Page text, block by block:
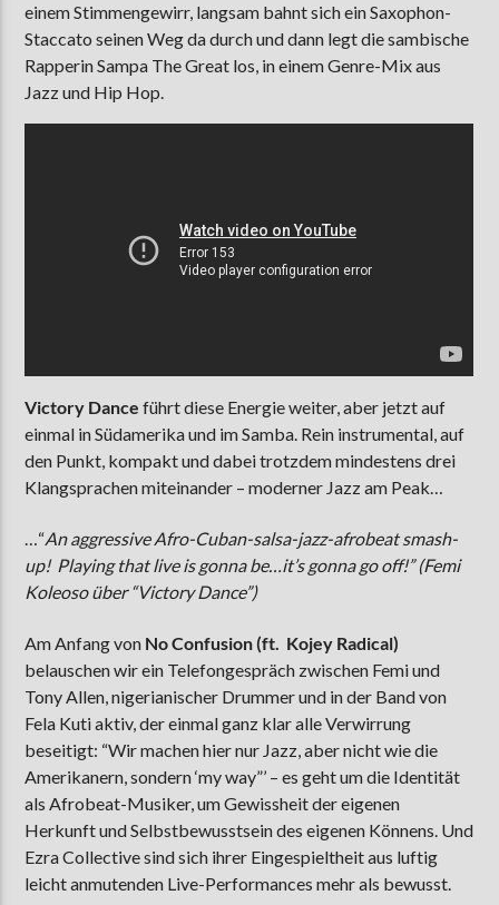
einem Stimmengewirr, langsam bahnt sich ein Saxophon-
Staccato seinen Weg da durch und dann legt die sambische
Rapperin Sampa The Great los, in einem Genre-Mix aus
Jazz und Hip Hop.
Victory Dance führt diese Energie weiter, aber jetzt auf
einmal in Südamerika und im Samba. Rein instrumental, auf
den Punkt, kompakt und dabei trotzdem mindestens drei
Klangsprachen miteinander – moderner Jazz am Peak…
…“An aggressive Afro-Cuban-salsa-jazz-afrobeat smash-
up! Playing that live is gonna be…it’s gonna go off!” (Femi
Koleoso über “Victory Dance”)
Am Anfang von No Confusion (ft. Kojey Radical)
belauschen wir ein Telefongespräch zwischen Femi und
Tony Allen, nigerianischer Drummer und in der Band von
Fela Kuti aktiv, der einmal ganz klar alle Verwirrung
beseitigt: “Wir machen hier nur Jazz, aber nicht wie die
Amerikanern, sondern ‘my way”’ – es geht um die Identität
als Afrobeat-Musiker, um Gewissheit der eigenen
Herkunft und Selbstbewusstsein des eigenen Könnens. Und
Ezra Collective sind sich ihrer Eingespieltheit aus luftig
leicht anmutenden Live-Performances mehr als bewusst.